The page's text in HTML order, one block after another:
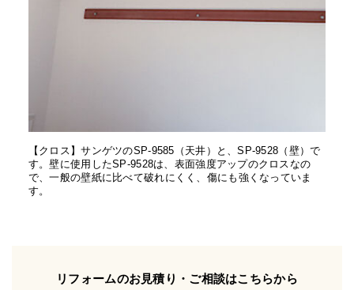
【クロス】サンゲツのSP-9585（天井）と、SP-9528（壁）で
す。壁に使用したSP-9528は、表面強度アップのクロスなの
で、一般の壁紙に比べて破れにくく、傷にも強くなっていま
す。
リフォームのお見積り・ご相談はこちらから